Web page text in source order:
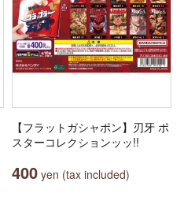
【フラットガシャポン】刃牙 ポ
スターコレクションッッ!!
400 yen (tax included)